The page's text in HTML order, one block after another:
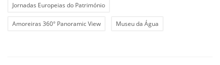
Jornadas Europeias do Património
Amoreiras 360° Panoramic View Museu da Água